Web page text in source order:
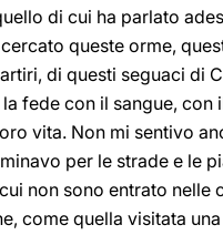
di cui ha parlato
queste orme,
di questi seguaci di
fede con il sangue, con
vita. Non mi sentivo
per le strade e le
non sono entrato nelle
come quella visitata